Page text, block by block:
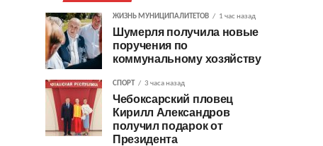
ЖИЗНЬ МУНИЦИПАЛИТЕТОВ 1 час назад
Шумерля получила новые
поручения по
коммунальному хозяйству
СПОРТ 3 часа назад
Чебоксарский пловец
Кирилл Александров
получил подарок от
Президента